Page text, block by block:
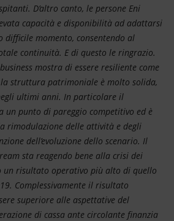
D’altro canto, le persone Eni
capacità e disponibilità ad adattarsi
difficile momento, consentendo al
continuità. E di questo le ringrazio.
mostra di essere resiliente come
struttura patrimoniale è molto solida,
ultimi anni. In particolare il
un punto di pareggio competitivo ed è
rimodulazione delle attività e degli
dell’evoluzione dello scenario. Il
sta reagendo bene alla crisi dei
un risultato operativo più alto di quello
Complessivamente il risultato
superiore alle aspettative del
di cassa ante circolante finanzia